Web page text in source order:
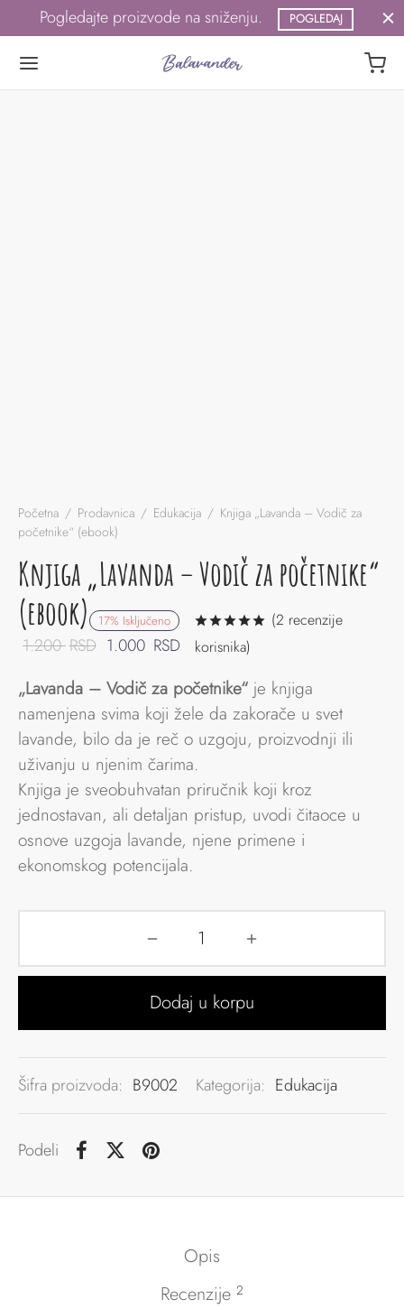
Pogledajte proizvode na sniženju. POGLEDAJ
Početna / Prodavnica / Edukacija / Knjiga „Lavanda – Vodič za
početnike“ (ebook)
Knjiga „Lavanda – Vodič za početnike“
(ebook)
17% Isključeno Ocenjenood 5 na
(2 recenzije
korisnika)
1.200RSD
Originalna
je
bila:
1.200 RSD.
1.000 RSD
Trenutna
je:
1.000 RSD.
„Lavanda – Vodič za početnike“ je knjiga
namenjena svima koji žele da zakorače u svet
lavande, bilo da je reč o uzgoju, proizvodnji ili
uživanju u njenim čarima.
Knjiga je sveobuhvatan priručnik koji kroz
jednostavan, ali detaljan pristup, uvodi čitaoce u
osnove uzgoja lavande, njene primene i
ekonomskog potencijala.
Dodaj u korpu
Šifra proizvoda: B9002 Kategorija: Edukacija
Podeli
Opis
Recenzije 2